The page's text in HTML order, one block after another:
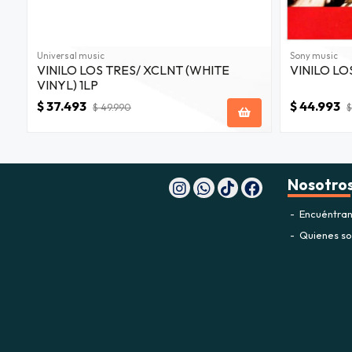
Universal music
VINILO LOS TRES/ XCLNT (WHITE
VINYL) 1LP
$ 37.493 $ 49.990
Sony music
VINILO
$ 44.993
Quienes